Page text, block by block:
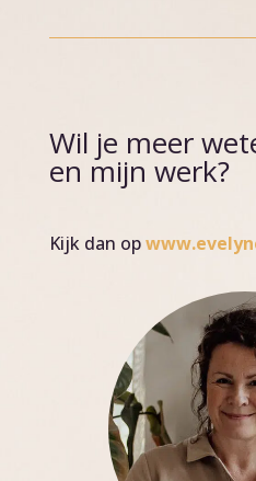
Wil je meer
en mijn werk?
Kijk dan op